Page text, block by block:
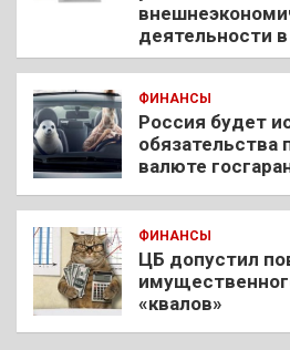
деятельности
ФИНАНСЫ
Россия будет
валюте
ФИНАНСЫ
ЦБ допустил
«квалов»